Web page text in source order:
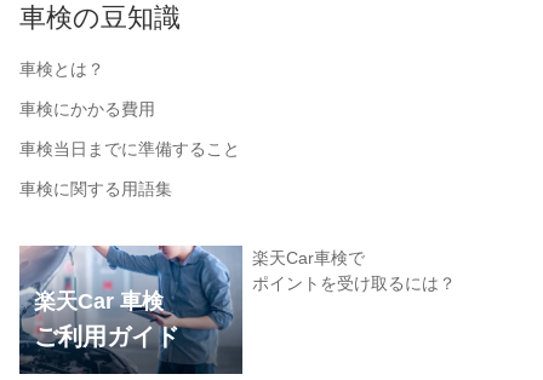
車検の豆知識
車検とは？
車検にかかる費用
車検当日までに準備すること
車検に関する用語集
楽天Car 車検
ご利用ガイド
楽天Car車検で
ポイントを受け取るには？